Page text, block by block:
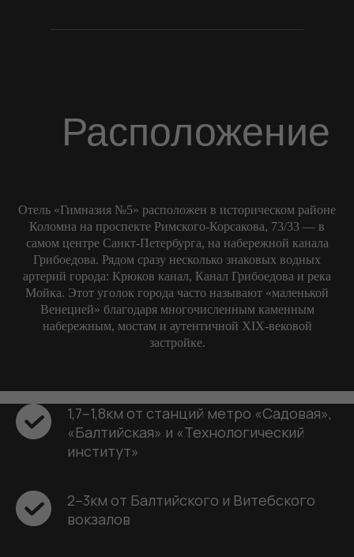
Расположение
Отель «Гимназия №5» расположен в историческом районе
Коломна на проспекте Римского‑Корсакова, 73/33 — в
самом центре Санкт‑Петербурга, на набережной канала
Грибоедова. Рядом сразу несколько знаковых водных
артерий города: Крюков канал, Канал Грибоедова и река
Мойка. Этот уголок города часто называют «маленькой
Венецией» благодаря многочисленным каменным
набережным, мостам и аутентичной XIX‑вековой
застройке.
1,7–1,8км от станций метро «Садовая»,
«Балтийская» и «Технологический
институт»
2–3км от Балтийского и Витебского
вокзалов